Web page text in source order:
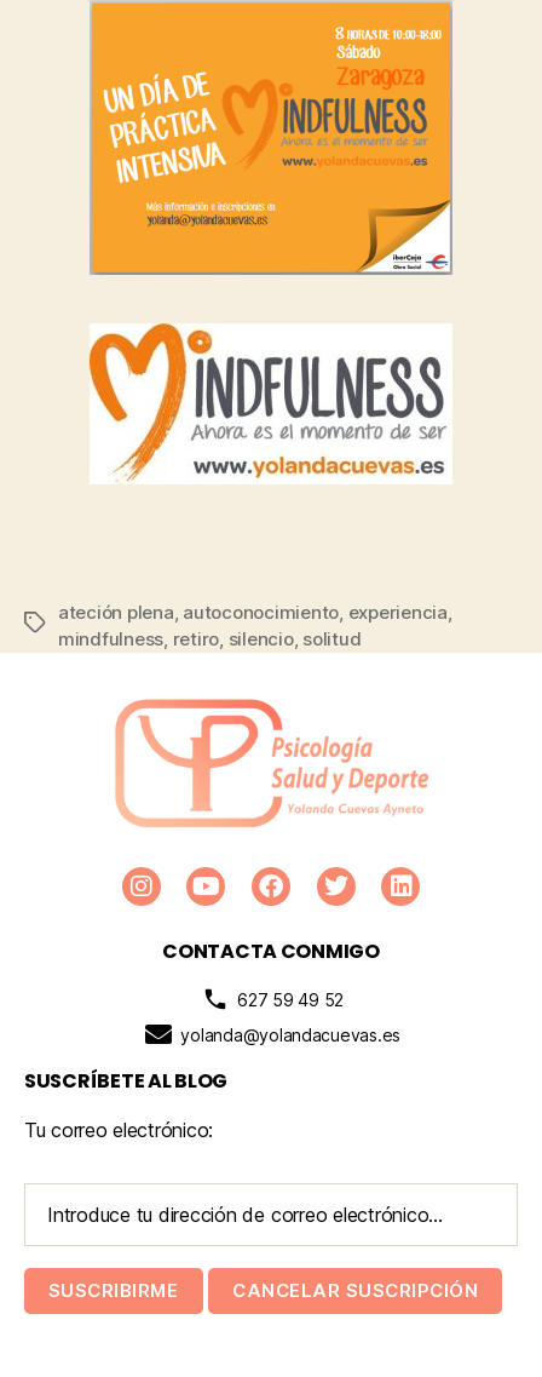
ateción plena, autoconocimiento, experiencia,
mindfulness, retiro, silencio, solitud
CONTACTA CONMIGO
627 59 49 52
yolanda@yolandacuevas.es
SUSCRÍBETE AL BLOG
Tu correo electrónico: